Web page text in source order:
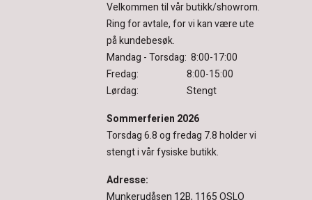
Velkommen til vår butikk/showrom.
Ring for avtale, for vi kan være ute
på kundebesøk.
Mandag - Torsdag: 8:00-17:00
Fredag: 8:00-15:00
Lørdag: Stengt
Sommerferien 2026
Torsdag 6.8 og fredag 7.8 holder vi
stengt i vår fysiske butikk.
Adresse:
Munkerudåsen 12B, 1165 OSLO